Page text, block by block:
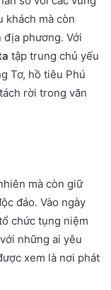
khách mà còn
địa phương. Với
tập trung chủ yếu
Tơ, hồ tiêu Phú
rời trong văn
mà còn giữ
đáo. Vào ngày
chức tụng niệm
những ai yêu
xem là nơi phát